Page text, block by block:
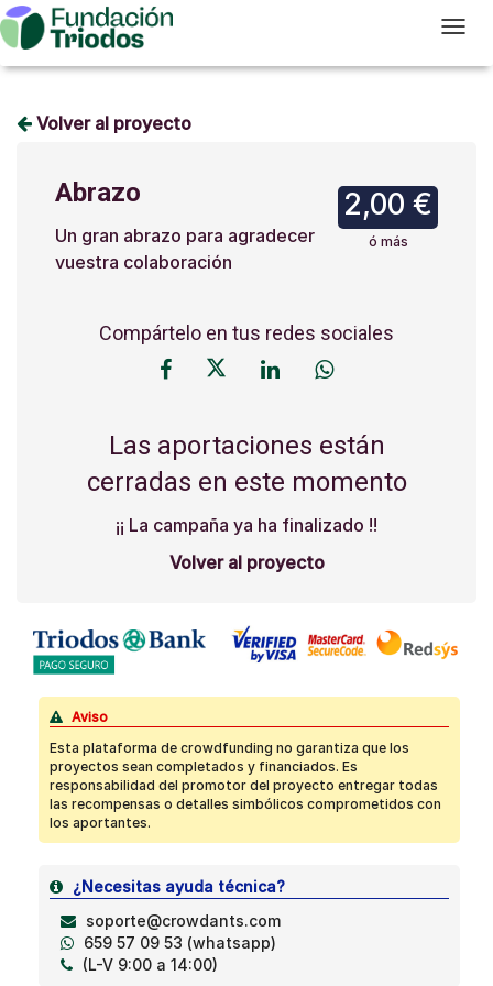
T
Volver al proyecto
2,00 €
ó más
Abrazo
Un gran abrazo para agradecer
vuestra colaboración
Compártelo en tus redes sociales
Las aportaciones están
cerradas en este momento
¡¡ La campaña ya ha finalizado !!
Volver al proyecto
Aviso
Esta plataforma de crowdfunding no garantiza que los
proyectos sean completados y financiados. Es
responsabilidad del promotor del proyecto entregar todas
las recompensas o detalles simbólicos comprometidos con
los aportantes.
¿Necesitas ayuda técnica?
soporte@crowdants.com
659 57 09 53 (whatsapp)
(L-V 9:00 a 14:00)